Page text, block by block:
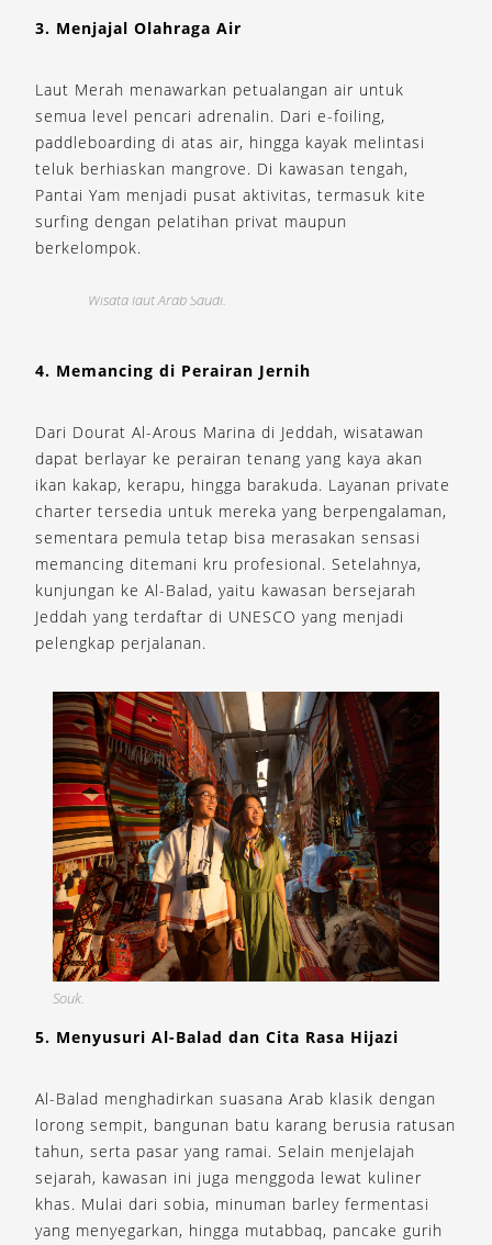
3. Menjajal Olahraga Air
Laut Merah menawarkan petualangan air untuk
semua level pencari adrenalin. Dari e-foiling,
paddleboarding di atas air, hingga kayak melintasi
teluk berhiaskan mangrove. Di kawasan tengah,
Pantai Yam menjadi pusat aktivitas, termasuk kite
surfing dengan pelatihan privat maupun
berkelompok.
Wisata laut Arab Saudi.
4. Memancing di Perairan Jernih
Dari Dourat Al-Arous Marina di Jeddah, wisatawan
dapat berlayar ke perairan tenang yang kaya akan
ikan kakap, kerapu, hingga barakuda. Layanan private
charter tersedia untuk mereka yang berpengalaman,
sementara pemula tetap bisa merasakan sensasi
memancing ditemani kru profesional. Setelahnya,
kunjungan ke Al-Balad, yaitu kawasan bersejarah
Jeddah yang terdaftar di UNESCO yang menjadi
pelengkap perjalanan.
Souk.
5. Menyusuri Al-Balad dan Cita Rasa Hijazi
Al-Balad menghadirkan suasana Arab klasik dengan
lorong sempit, bangunan batu karang berusia ratusan
tahun, serta pasar yang ramai. Selain menjelajah
sejarah, kawasan ini juga menggoda lewat kuliner
khas. Mulai dari sobia, minuman barley fermentasi
yang menyegarkan, hingga mutabbaq, pancake gurih